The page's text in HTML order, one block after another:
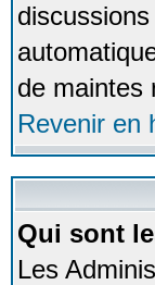
de maintes
Revenir en
Qui sont
Les